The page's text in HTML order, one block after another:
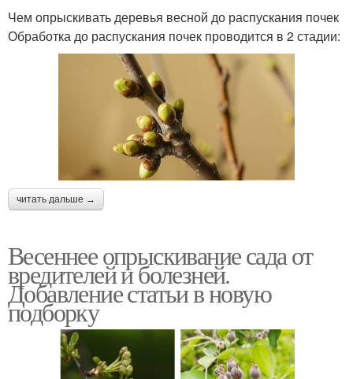
Чем опрыскивать деревья весной до распускания почек
Обработка до распускания почек проводится в 2 стадии:
читать дальше →
Весеннее опрыскивание сада от
вредителей и болезней.
Добавление статьи в новую
подборку